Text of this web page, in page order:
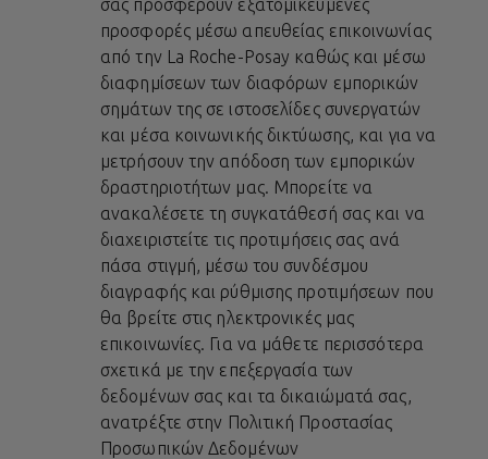
σας προσφέρουν εξατομικευμένες
προσφορές μέσω απευθείας επικοινωνίας
από την La Roche-Posay καθώς και μέσω
διαφημίσεων των διαφόρων εμπορικών
σημάτων της σε ιστοσελίδες συνεργατών
και μέσα κοινωνικής δικτύωσης, και για να
μετρήσουν την απόδοση των εμπορικών
δραστηριοτήτων μας. Μπορείτε να
ανακαλέσετε τη συγκατάθεσή σας και να
διαχειριστείτε τις προτιμήσεις σας ανά
πάσα στιγμή, μέσω του συνδέσμου
διαγραφής και ρύθμισης προτιμήσεων που
θα βρείτε στις ηλεκτρονικές μας
επικοινωνίες. Για να μάθετε περισσότερα
σχετικά με την επεξεργασία των
δεδομένων σας και τα δικαιώματά σας,
ανατρέξτε στην Πολιτική Προστασίας
Προσωπικών Δεδομένων